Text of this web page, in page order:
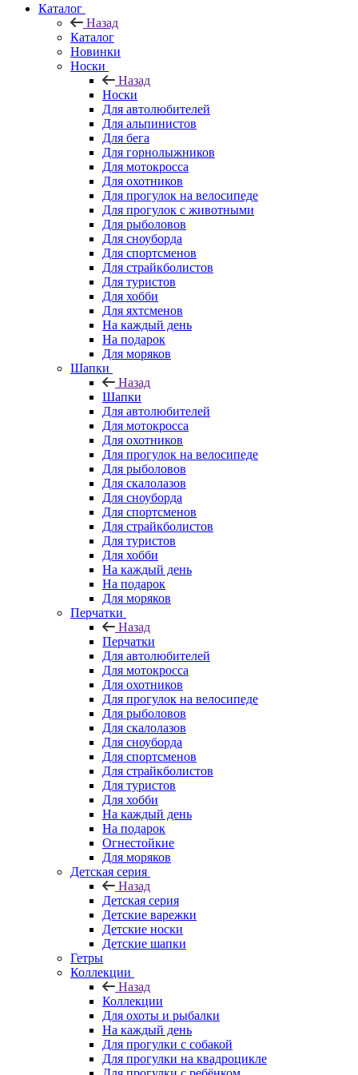
Каталог
Назад
Каталог
Новинки
Носки
Назад
Носки
Для автолюбителей
Для альпинистов
Для бега
Для горнолыжников
Для мотокросса
Для охотников
Для прогулок на велосипеде
Для прогулок с животными
Для рыболовов
Для сноуборда
Для спортсменов
Для страйкболистов
Для туристов
Для хобби
Для яхтсменов
На каждый день
На подарок
Для моряков
Шапки
Назад
Шапки
Для автолюбителей
Для мотокросса
Для охотников
Для прогулок на велосипеде
Для рыболовов
Для скалолазов
Для сноуборда
Для спортсменов
Для страйкболистов
Для туристов
Для хобби
На каждый день
На подарок
Для моряков
Перчатки
Назад
Перчатки
Для автолюбителей
Для мотокросса
Для охотников
Для прогулок на велосипеде
Для рыболовов
Для скалолазов
Для сноуборда
Для спортсменов
Для страйкболистов
Для туристов
Для хобби
На каждый день
На подарок
Огнестойкие
Для моряков
Детская серия
Назад
Детская серия
Детские варежки
Детские носки
Детские шапки
Гетры
Коллекции
Назад
Коллекции
Для охоты и рыбалки
На каждый день
Для прогулки с собакой
Для прогулки на квадроцикле